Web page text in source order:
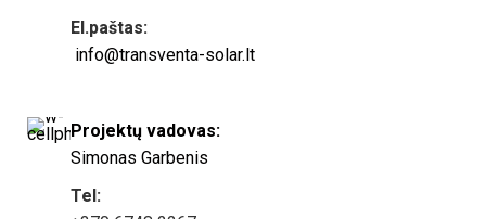
El.paštas:
info@transventa-solar.lt
Projektų vadovas:
Simonas Garbenis
Tel: